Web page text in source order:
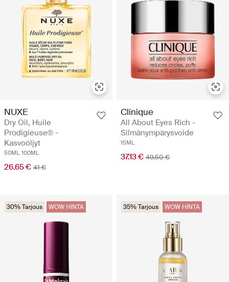
NUXE
Dry Oil, Huile
Prodigieuse® -
Kasvoöljyt
50ML 100ML
26.65 € 41 €
Clinique
All About Eyes Rich -
Silmänympärysvoide
15ML
37.13 € 49.50 €
30% Tarjous WOW HINTA 35% Tarjous WOW HINTA